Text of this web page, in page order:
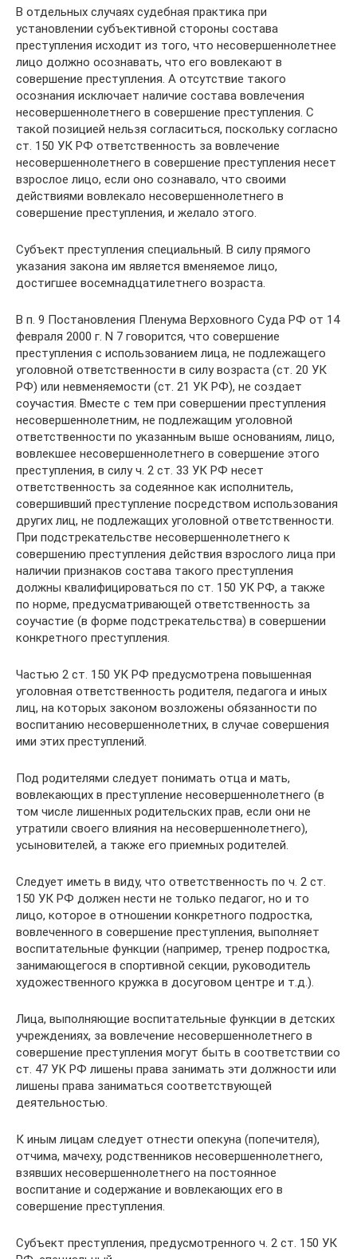
В отдельных случаях судебная практика при
установлении субъективной стороны состава
преступления исходит из того, что несовершеннолетнее
лицо должно осознавать, что его вовлекают в
совершение преступления. А отсутствие такого
осознания исключает наличие состава вовлечения
несовершеннолетнего в совершение преступления. С
такой позицией нельзя согласиться, поскольку согласно
ст. 150 УК РФ ответственность за вовлечение
несовершеннолетнего в совершение преступления несет
взрослое лицо, если оно сознавало, что своими
действиями вовлекало несовершеннолетнего в
совершение преступления, и желало этого.
Субъект преступления специальный. В силу прямого
указания закона им является вменяемое лицо,
достигшее восемнадцатилетнего возраста.
В п. 9 Постановления Пленума Верховного Суда РФ от 14
февраля 2000 г. N 7 говорится, что совершение
преступления с использованием лица, не подлежащего
уголовной ответственности в силу возраста (ст. 20 УК
РФ) или невменяемости (ст. 21 УК РФ), не создает
соучастия. Вместе с тем при совершении преступления
несовершеннолетним, не подлежащим уголовной
ответственности по указанным выше основаниям, лицо,
вовлекшее несовершеннолетнего в совершение этого
преступления, в силу ч. 2 ст. 33 УК РФ несет
ответственность за содеянное как исполнитель,
совершивший преступление посредством использования
других лиц, не подлежащих уголовной ответственности.
При подстрекательстве несовершеннолетнего к
совершению преступления действия взрослого лица при
наличии признаков состава такого преступления
должны квалифицироваться по ст. 150 УК РФ, а также
по норме, предусматривающей ответственность за
соучастие (в форме подстрекательства) в совершении
конкретного преступления.
Частью 2 ст. 150 УК РФ предусмотрена повышенная
уголовная ответственность родителя, педагога и иных
лиц, на которых законом возложены обязанности по
воспитанию несовершеннолетних, в случае совершения
ими этих преступлений.
Под родителями следует понимать отца и мать,
вовлекающих в преступление несовершеннолетнего (в
том числе лишенных родительских прав, если они не
утратили своего влияния на несовершеннолетнего),
усыновителей, а также его приемных родителей.
Следует иметь в виду, что ответственность по ч. 2 ст.
150 УК РФ должен нести не только педагог, но и то
лицо, которое в отношении конкретного подростка,
вовлеченного в совершение преступления, выполняет
воспитательные функции (например, тренер подростка,
занимающегося в спортивной секции, руководитель
художественного кружка в досуговом центре и т.д.).
Лица, выполняющие воспитательные функции в детских
учреждениях, за вовлечение несовершеннолетнего в
совершение преступления могут быть в соответствии со
ст. 47 УК РФ лишены права занимать эти должности или
лишены права заниматься соответствующей
деятельностью.
К иным лицам следует отнести опекуна (попечителя),
отчима, мачеху, родственников несовершеннолетнего,
взявших несовершеннолетнего на постоянное
воспитание и содержание и вовлекающих его в
совершение преступления.
Субъект преступления, предусмотренного ч. 2 ст. 150 УК